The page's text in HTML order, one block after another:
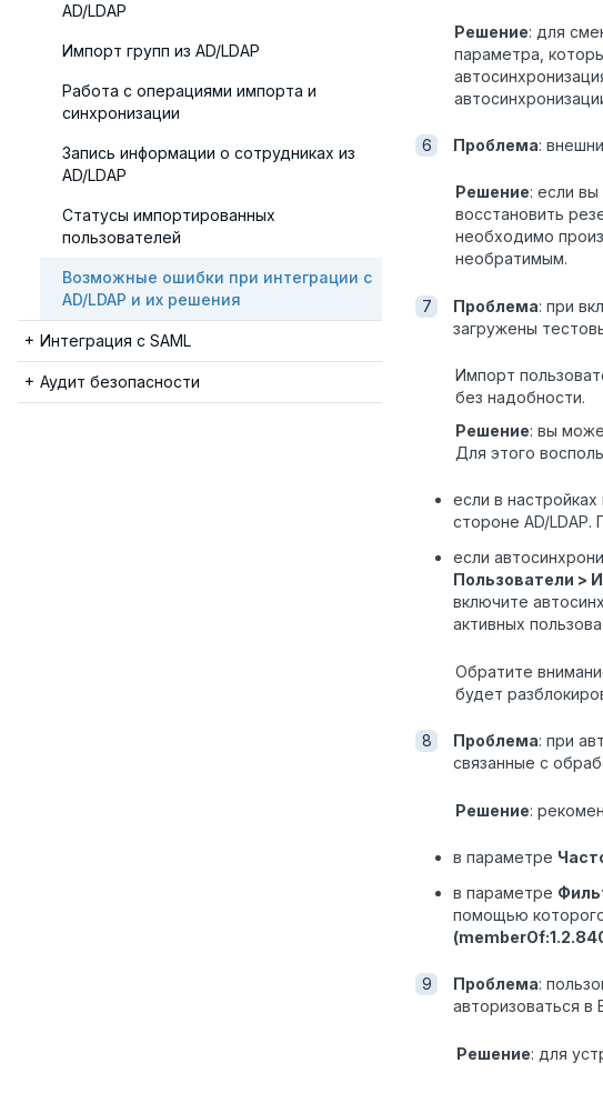
AD/LDAP
Импорт групп из AD/LDAP
Работа с операциями импорта и
синхронизации
Запись информации о сотрудниках из
AD/LDAP
Статусы импортированных
пользователей
Возможные ошибки при интеграции с
AD/LDAP и их решения
Интеграция с SAML
Аудит безопасности
Решение: для
параметра,
Проблема:
Решение: если
восстановить
необходимо
необратимым.
Проблема: при
загружены
Импорт
без надобности.
Решение: вы
Для этого
если в
стороне AD/LDAP.
если
Пользователи >
включите
активных
Обратите
будет
Проблема: при
связанные с
Решение:
в параметре
в параметре
помощью
Проблема:
авторизоваться в
Решение: для